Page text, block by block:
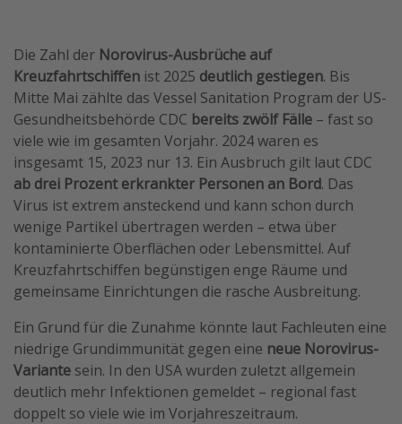
Wochenendtrip
Singlereisen
Strandurlaub
Gruppenreisen
Hotels in Hamburg
Hotels in Amsterdam
Hotels am Achensee
Weitere Themen
Reise Journal
Familienurlaub in der Türkei
Rundreisen in Thailand
Bahnreisen in der Schweiz
Die Zahl der Norovirus-Ausbrüche auf
Kreuzfahrtschiffen ist 2025 deutlich gestiegen. Bis
Mitte Mai zählte das Vessel Sanitation Program der US-
Gesundheitsbehörde CDC bereits zwölf Fälle – fast so
viele wie im gesamten Vorjahr. 2024 waren es
insgesamt 15, 2023 nur 13. Ein Ausbruch gilt laut CDC
ab drei Prozent erkrankter Personen an Bord. Das
Virus ist extrem ansteckend und kann schon durch
wenige Partikel übertragen werden – etwa über
kontaminierte Oberflächen oder Lebensmittel. Auf
Kreuzfahrtschiffen begünstigen enge Räume und
gemeinsame Einrichtungen die rasche Ausbreitung.
Ein Grund für die Zunahme könnte laut Fachleuten eine
niedrige Grundimmunität gegen eine neue Norovirus-
Variante sein. In den USA wurden zuletzt allgemein
deutlich mehr Infektionen gemeldet – regional fast
doppelt so viele wie im Vorjahreszeitraum.